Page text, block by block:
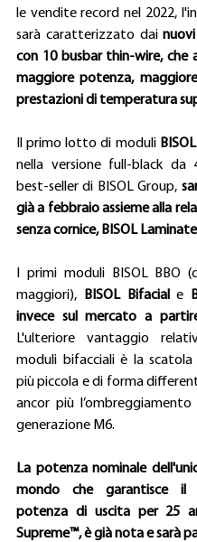
le vendite record nel 2022,
sarà caratterizzato dai
con 10 busbar thin-wire, che
maggiore potenza,
prestazioni di temperatura
Il primo lotto di moduli
nella versione full-black da
best-seller di BISOL Group,
già a febbraio assieme alla
senza cornice, BISOL
I primi moduli BISOL BBO
maggiori),
BISOL Bifacial e
invece sul mercato a
L'ulteriore vantaggio
moduli bifacciali è la scatola
più piccola e di forma
ancor più
generazione M6.
La potenza nominale
mondo che garantisce il
potenza di uscita per 25
Supreme™, è già nota e sarà